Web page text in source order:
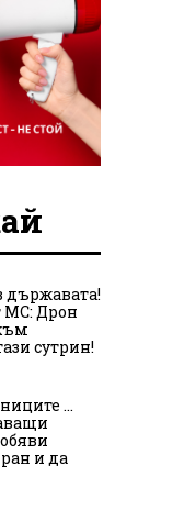
държавата!
МС: Дрон
сутрин!
…
и да